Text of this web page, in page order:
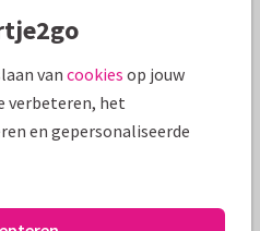
van cookies op jouw
verbeteren, het
en gepersonaliseerde